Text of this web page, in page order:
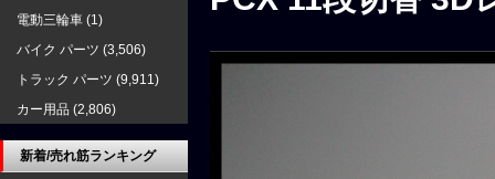
電動三輪車 (1)
バイク パーツ (3,506)
トラック パーツ (9,911)
カー用品 (2,806)
新着/売れ筋ランキング